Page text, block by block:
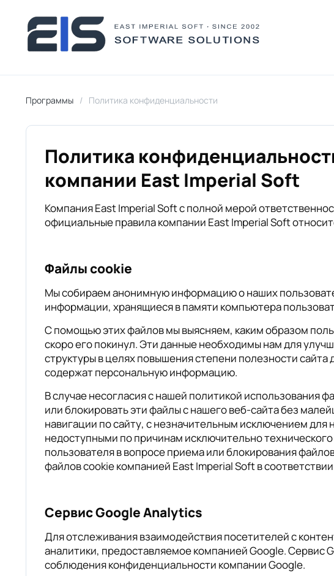
Программы Политика конфиденциальности
Политика
компании East Imperial Soft
Компания East Imperial Soft с полной мерой
официальные правила компании East Imperial Soft
Файлы cookie
Мы собираем анонимную информацию о наших
информации, хранящиеся в памяти компьютера
С помощью этих файлов мы выясняем, каким образом
скоро его покинул. Эти данные необходимы нам для
структуры в целях повышения степени полезности
содержат персональную информацию.
В случае несогласия с нашей политикой использования
или блокировать эти файлы с нашего веб-сайта без
навигации по сайту, с незначительным исключением
недоступными по причинам исключительно
пользователя в вопросе приема или блокирования
файлов cookie компанией East Imperial Soft в
Сервис Google Analytics
Для отслеживания взаимодействия посетителей с
аналитики, предоставляемое компанией Google. Сервис
соблюдения конфиденциальности компании Google.